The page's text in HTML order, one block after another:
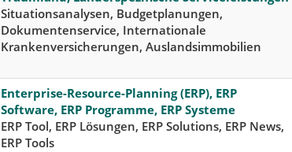
Situationsanalysen, Budgetplanungen,
Dokumentenservice, Internationale
Krankenversicherungen, Auslandsimmobilien
Enterprise-Resource-Planning (ERP), ERP
Software, ERP Programme, ERP Systeme
ERP Tool, ERP Lösungen, ERP Solutions, ERP News,
ERP Tools